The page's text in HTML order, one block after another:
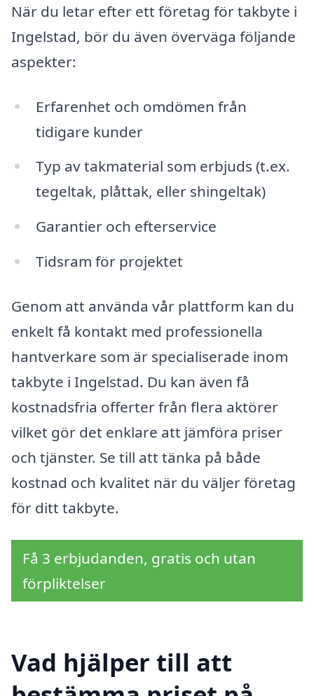
När du letar efter ett företag för takbyte i
Ingelstad, bör du även överväga följande
aspekter:
Erfarenhet och omdömen från
tidigare kunder
Typ av takmaterial som erbjuds (t.ex.
tegeltak, plåttak, eller shingeltak)
Garantier och efterservice
Tidsram för projektet
Genom att använda vår plattform kan du
enkelt få kontakt med professionella
hantverkare som är specialiserade inom
takbyte i Ingelstad. Du kan även få
kostnadsfria offerter från flera aktörer
vilket gör det enklare att jämföra priser
och tjänster. Se till att tänka på både
kostnad och kvalitet när du väljer företag
för ditt takbyte.
Få 3 erbjudanden, gratis och utan
förpliktelser
Vad hjälper till att